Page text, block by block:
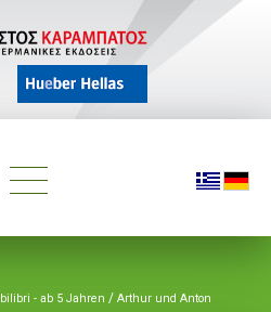
bilibri - ab 5 Jahren / Arthur und Anton